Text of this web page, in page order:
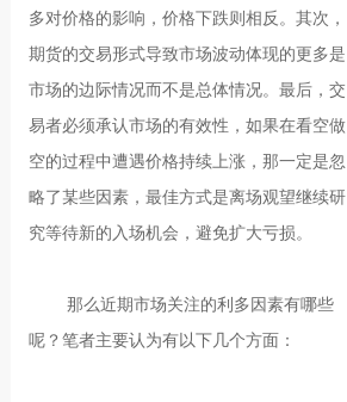
多对价格的影响，价格下跌则相反。其次，
期货的交易形式导致市场波动体现的更多是
市场的边际情况而不是总体情况。最后，交
易者必须承认市场的有效性，如果在看空做
空的过程中遭遇价格持续上涨，那一定是忽
略了某些因素，最佳方式是离场观望继续研
究等待新的入场机会，避免扩大亏损。
那么近期市场关注的利多因素有哪些
呢？笔者主要认为有以下几个方面：